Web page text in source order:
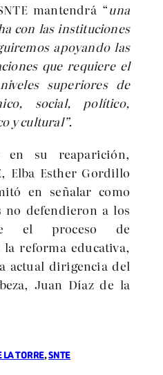
mantendrá “una
con las instituciones
apoyando las
que requiere el
superiores de
social, político,
y cultural”.
en su reaparición,
Elba Esther Gordillo
en señalar como
no defendieron a los
el proceso de
reforma educativa,
actual dirigencia del
Juan Díaz de la
LA TORRE, SNTE